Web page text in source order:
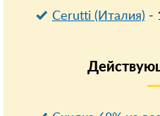
Cerutti (Италия) -